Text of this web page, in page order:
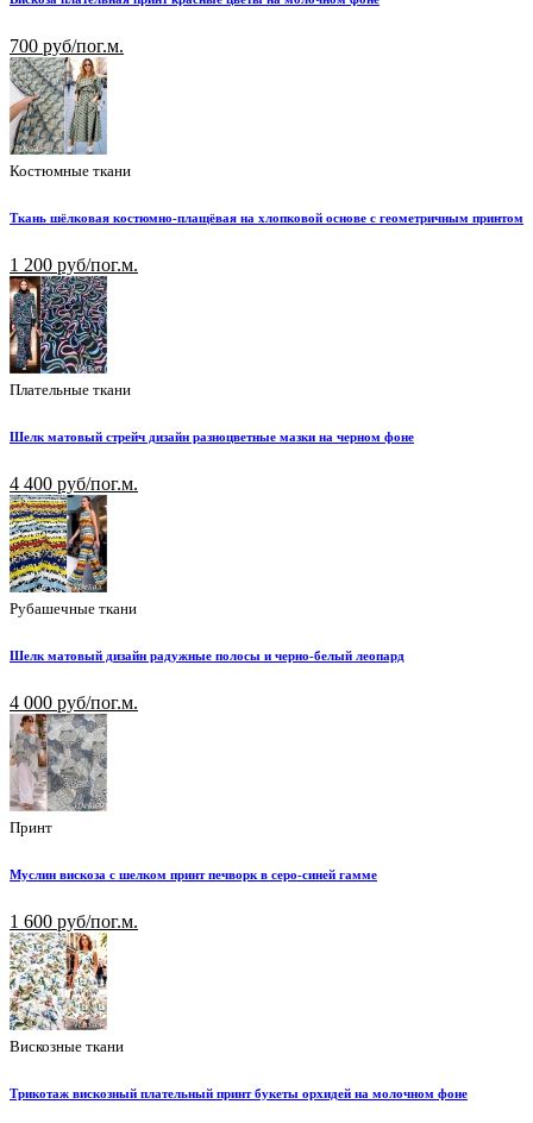
700 руб/пог.м.
Костюмные ткани
Ткань шёлковая костюмно-плащёвая на хлопковой основе с геометричным принтом
1 200 руб/пог.м.
Плательные ткани
Шелк матовый стрейч дизайн разноцветные мазки на черном фоне
4 400 руб/пог.м.
Рубашечные ткани
Шелк матовый дизайн радужные полосы и черно-белый леопард
4 000 руб/пог.м.
Принт
Муслин вискоза с шелком принт печворк в серо-синей гамме
1 600 руб/пог.м.
Вискозные ткани
Трикотаж вискозный плательный принт букеты орхидей на молочном фоне